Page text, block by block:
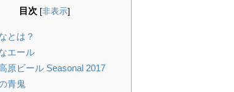
目次 [非表示]
とは？
エール
原ビール Seasonal 2017
青鬼